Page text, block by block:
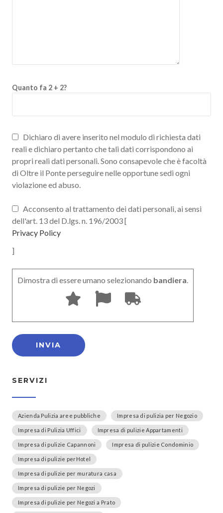
Quanto fa 2 + 2?
Dichiaro di avere inserito nel modulo di richiesta dati
reali e dichiaro pertanto che tali dati corrispondono ai
propri reali dati personali. Sono consapevole che è facoltà
di Oltre il Ponte perseguire nelle opportune sedi ogni
violazione ed abuso.
Acconsento al trattamento dei dati personali, ai sensi
dell'art. 13 del D.lgs. n. 196/2003 [
Privacy Policy
]
Dimostra di essere umano selezionando bandiera.
SERVIZI
Azienda Pulizia aree pubbliche Impresa di pulizia per Negozio
Impresa di Pulizia Uffici Impresa di pulizie Appartamenti
Impresa di pulizie Capannoni Impresa di pulizie Condominio
Impresa di pulizie perHotel
Impresa di pulizie per muratura casa
Impresa di pulizie per Negozi
Impresa di pulizie per Negozi a Prato